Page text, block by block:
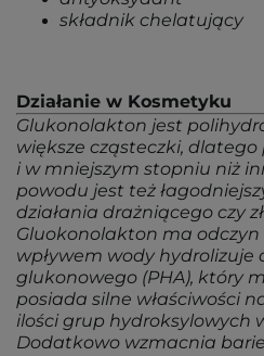
składnik chelatujący
Działanie w Kosmetyku
Glukonolakton jest
większe cząsteczki,
i w mniejszym stopniu niż
powodu jest też
działania drażniącego czy
Gluokonolakton ma
wpływem wody hydrolizuje
glukonowego (PHA), który
posiada silne właściwości
ilości grup hydroksylowych
Dodatkowo wzmacnia